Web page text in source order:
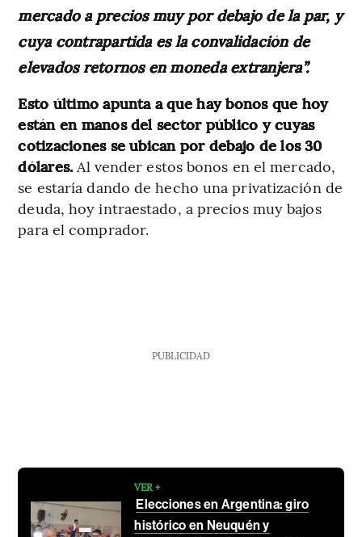
mercado a precios muy por debajo de la par, y
cuya contrapartida es la convalidación de
elevados retornos en moneda extranjera”.
Esto último apunta a que hay bonos que hoy
están en manos del sector público y cuyas
cotizaciones se ubican por debajo de los 30
dólares. Al vender estos bonos en el mercado,
se estaría dando de hecho una privatización de
deuda, hoy intraestado, a precios muy bajos
para el comprador.
PUBLICIDAD
VER +
Elecciones en Argentina: giro
histórico en Neuquén y